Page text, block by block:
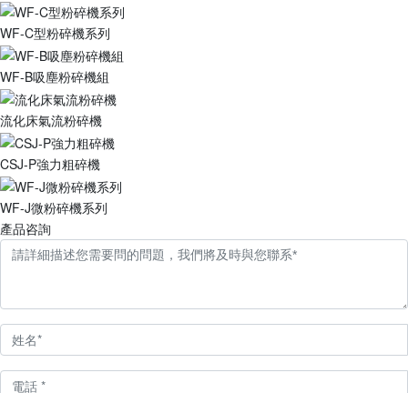
WF-C型粉碎機系列
WF-B吸塵粉碎機組
流化床氣流粉碎機
CSJ-P強力粗碎機
WF-J微粉碎機系列
產品咨詢